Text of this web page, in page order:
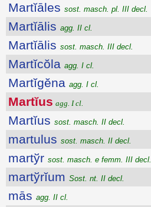
Martĭāles sost. masch. pl. III decl.
Martĭālis agg. II cl.
Martĭālis sost. masch. III decl.
Martĭcŏla agg. I cl.
Martĭgĕna agg. I cl.
Martĭus agg. I cl.
Martĭus sost. masch. II decl.
martulus sost. masch. II decl.
martўr sost. masch. e femm. III decl.
martўrĭum Sost. nt. II decl.
mās agg. II cl.